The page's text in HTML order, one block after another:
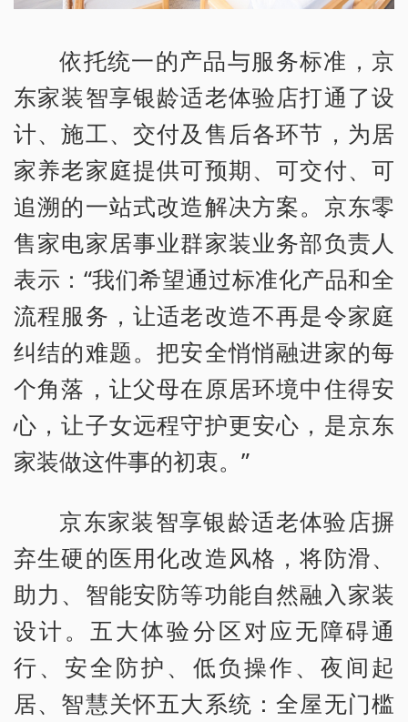
依托统一的产品与服务标准，京
东家装智享银龄适老体验店打通了设
计、施工、交付及售后各环节，为居
家养老家庭提供可预期、可交付、可
追溯的一站式改造解决方案。京东零
售家电家居事业群家装业务部负责人
表示：“我们希望通过标准化产品和全
流程服务，让适老改造不再是令家庭
纠结的难题。把安全悄悄融进家的每
个角落，让父母在原居环境中住得安
心，让子女远程守护更安心，是京东
家装做这件事的初衷。”
京东家装智享银龄适老体验店摒
弃生硬的医用化改造风格，将防滑、
助力、智能安防等功能自然融入家装
设计。五大体验分区对应无障碍通
行、安全防护、低负操作、夜间起
居、智慧关怀五大系统：全屋无门槛